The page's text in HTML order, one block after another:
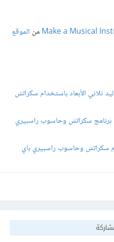
Make a Musicalمن الموقع
ثلاثي الأبعاد باستخدام سكراتش
برنامج سكراتش وحاسوب راسبيري
سكراتش وحاسوب راسبيري باي